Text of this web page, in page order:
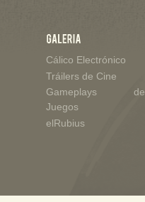
Cálico Electrónico
Tráilers de Cine
Gameplays de
Juegos
elRubius